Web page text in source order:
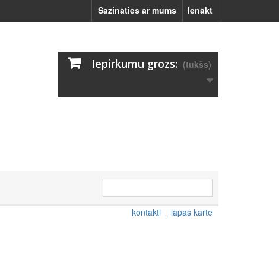
Ienākt
Sazināties ar mums
Iepirkumu grozs: (tukšs)
kontakti lapas karte